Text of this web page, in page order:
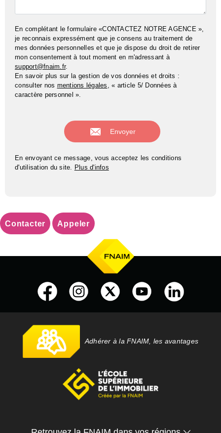
En complétant le formulaire «CONTACTEZ NOTRE AGENCE »,
je reconnais expressément que je consens au traitement de
mes données personnelles et que je dispose du droit de retirer
mon consentement à tout moment en m'adressant à
support@fnaim.fr.
En savoir plus sur la gestion de vos données et droits :
consulter nos mentions légales , « article 5/ Données à
caractère personnel ».
En envoyant ce message, vous acceptez les conditions
d'utilisation du site. Plus d'infos
Contacter Appeler
Adhérer à la FNAIM, les avantages